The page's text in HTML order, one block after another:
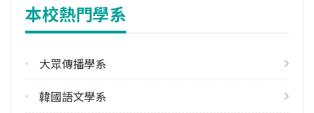
113學年度下學期
5
雙主修人數
5
本校熱門學系
大眾傳播學系
韓國語文學系